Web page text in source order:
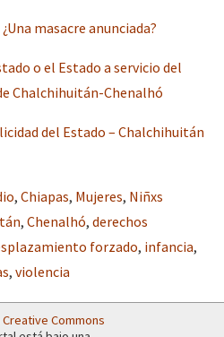
masacre anunciada?
o el Estado a servicio del
Chalchihuitán-Chenalhó
del Estado – Chalchihuitán
, Chiapas, Mujeres, Niñxs
, Chenalhó, derechos
forzado, infancia,
, violencia